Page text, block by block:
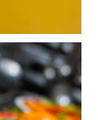
dans le